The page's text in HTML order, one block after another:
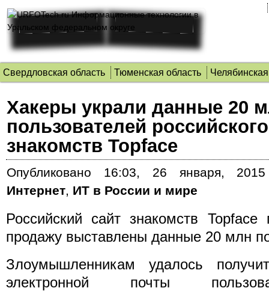
Свердловская область Тюменская область
Хакеры украли данные 20
пользователей
знакомств Topface
Опубликовано
16:03, 26 января,
Интернет, ИТ в России и мире
Российский сайт знакомств
продажу выставлены данные 20 млн
Злоумышленникам удалось
электронной почты